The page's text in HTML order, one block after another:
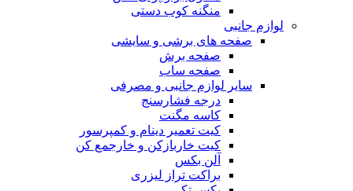
منگنه کوب دستی
لوازم جانبی
صفحه های برشی و سایشی
صفحه برش
صفحه ساب
سایر لوازم جانبی و مصرفی
درجه فشارسنج
کاسه مگنت
کیت تعمیر دینام و کمپرسور
کیت خاربازکن و خارجمع کن
آلن بکس
براکت تراز لیزری